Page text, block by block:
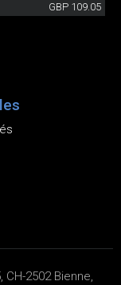
GBP 109.05
2502 Bienne,